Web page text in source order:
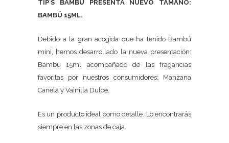
TIP´S BAMBÚ PRESENTA NUEVO TAMAÑO:
BAMBÚ 15ML.
Debido a la gran acogida que ha tenido Bambú
mini, hemos desarrollado la nueva presentación:
Bambú 15ml acompañado de las fragancias
favoritas por nuestros consumidores: Manzana
Canela y Vainilla Dulce.
Es un producto ideal como detalle. Lo encontrarás
siempre en las zonas de caja.